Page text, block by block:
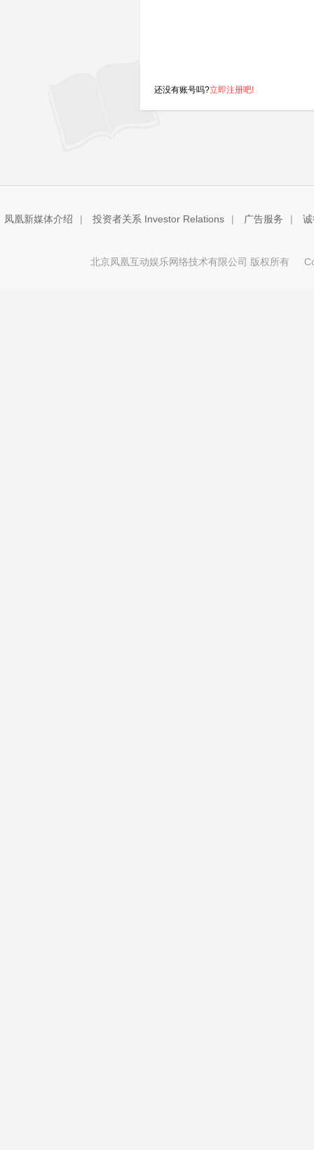
还没有账号吗?立即注册吧!
凤凰新媒体介绍 | 投资者关系 Investor Relations | 广告服务 |
北京凤凰互动娱乐网络技术有限公司 版权所有